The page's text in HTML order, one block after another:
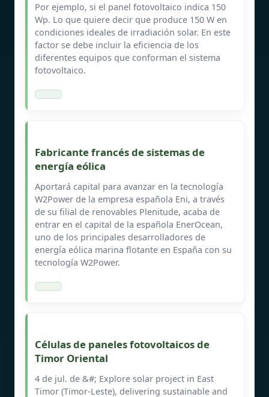
Por ejemplo, si el panel fotovoltaico indica 150
Wp. Lo que quiere decir que produce 150 W en
condiciones ideales de irradiación solar. En este
factor se debe incluir la eficiencia de los
diferentes equipos que conforman el sistema
fotovoltaico.
Fabricante francés de sistemas de
energía eólica
Aportará capital para avanzar en la tecnología
W2Power de la empresa española Eni, a través
de su filial de renovables Plenitude, acaba de
entrar en el capital de la española EnerOcean,
uno de los principales desarrolladores de
energía eólica marina flotante en España con su
tecnología W2Power.
Células de paneles fotovoltaicos de
Timor Oriental
4 de jul. de &#; Explore solar project in East
Timor (Timor-Leste), delivering sustainable and